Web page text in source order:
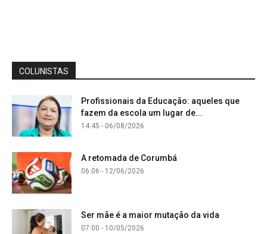
COLUNISTAS
Profissionais da Educação: aqueles que
fazem da escola um lugar de...
14:45 - 06/08/2026
A retomada de Corumbá
06:06 - 12/06/2026
Ser mãe é a maior mutação da vida
07:00 - 10/05/2026